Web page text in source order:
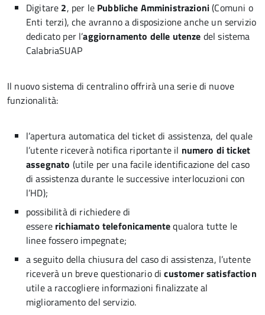
Digitare 2, per le Pubbliche Amministrazioni(Comuni o
Enti terzi), che avranno a disposizione anche un servizio
dedicato per l’aggiornamento delle utenze del sistema
CalabriaSUAP
Il nuovo sistema di centralino offrirà una serie di nuove
funzionalità:
l’apertura automatica del ticket di assistenza, del quale
l’utente riceverà notifica riportante il numero di ticket
assegnato (utile per una facile identificazione del caso
di assistenza durante le successive interlocuzioni con
l’HD);
possibilità di richiedere di
essere richiamato telefonicamentequalora tutte le
linee fossero impegnate;
a seguito della chiusura del caso di assistenza, l’utente
riceverà un breve questionario dicustomer satisfaction
utile a raccogliere informazioni finalizzate al
miglioramento del servizio.